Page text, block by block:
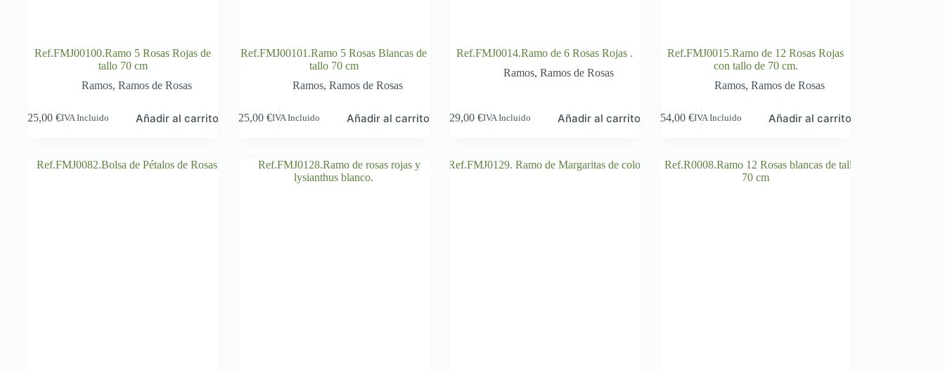
Ref.FMJ00100.Ramo 5 Rosas Rojas de
tallo 70 cm
Ramos,Ramos de Rosas
25,00€IVA Incluido Añadir al carrito
Ref.FMJ00101.Ramo 5 Rosas Blancas de
tallo 70 cm
Ramos,Ramos de Rosas
25,00€IVA Incluido Añadir al carrito
Ref.FMJ0014.Ramo de 6 Rosas Rojas .
Ramos,Ramos de Rosas
29,00€IVA Incluido Añadir al carrito
Ref.FMJ0015.Ramo de 12 Rosas Rojas
con tallo de 70 cm.
Ramos,Ramos de Rosas
54,00€IVA Incluido Añadir al carrito